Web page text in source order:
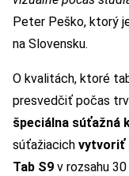
Peter Peško, ktorý
na Slovensku.
O kvalitách, ktoré
presvedčiť počas
špeciálna súťažná
súťažiacich vytvoriť
Tab S9 v rozsahu